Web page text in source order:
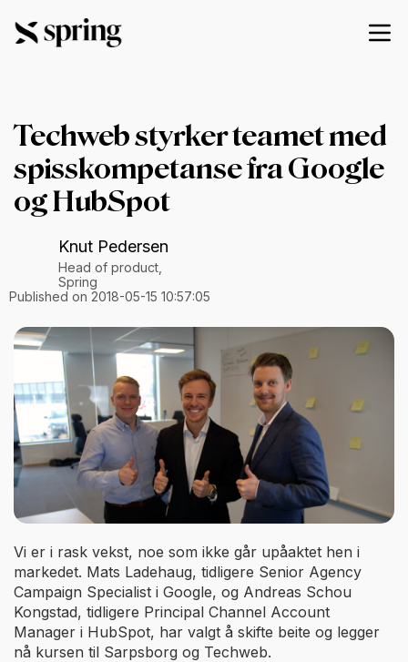
Techweb styrker teamet med
spisskompetanse fra Google
og HubSpot
Knut Pedersen
Head of product,
Spring
Published on 2018-05-15 10:57:05
Vi er i rask vekst, noe som ikke går upåaktet hen i
markedet. Mats Ladehaug, tidligere Senior Agency
Campaign Specialist i Google, og Andreas Schou
Kongstad, tidligere Principal Channel Account
Manager i HubSpot, har valgt å skifte beite og legger
nå kursen til Sarpsborg og Techweb.